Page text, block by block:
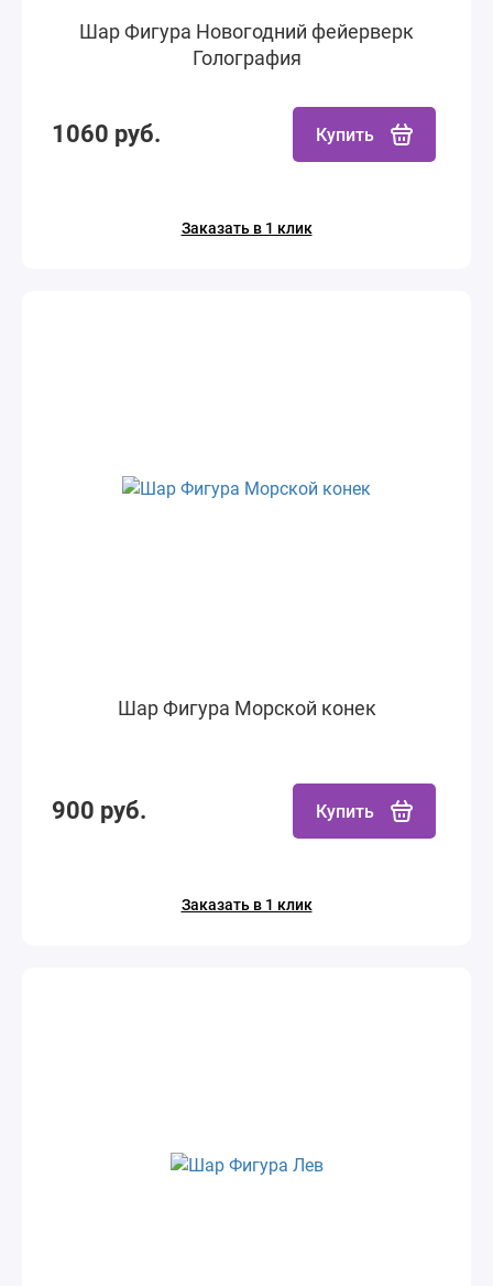
Шар Фигура Новогодний фейерверк
Голография
1060 руб. Купить
Заказать в 1 клик
Шар Фигура Морской конек
900 руб. Купить
Заказать в 1 клик